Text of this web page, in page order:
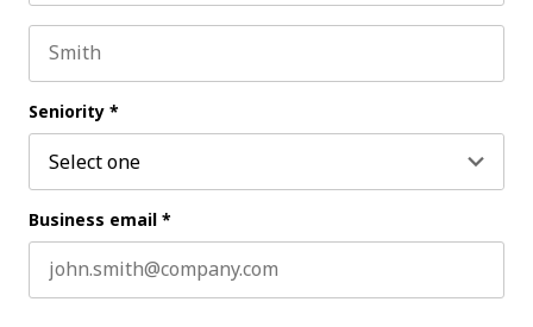
Seniority *
Business email *